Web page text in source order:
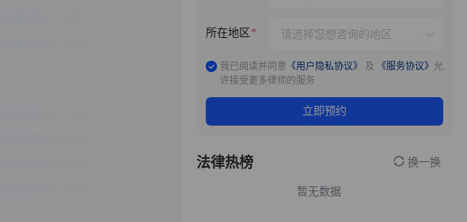
所在地区
我已阅读并同意 《用户隐私协议》 及 《服务协议》 允
许接受更多律师的服务
立即预约
法律热榜 换一换
暂无数据